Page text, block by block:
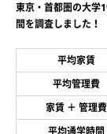
東京・首都圏の大学
間を調査しました！
平均家賃
平均管理費
家賃 ＋ 管理費